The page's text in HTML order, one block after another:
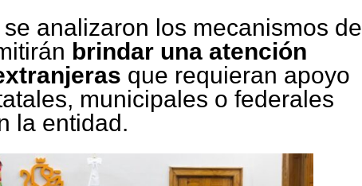
analizaron los mecanismos de
brindar una atención
que requieran apoyo
municipales o federales
la entidad.